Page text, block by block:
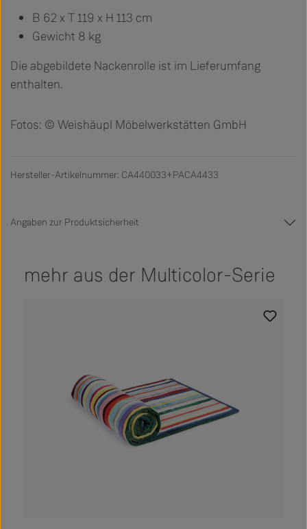
B 62 x T 119 x H 113 cm
Gewicht 8 kg
Die abgebildete Nackenrolle ist im Lieferumfang
enthalten.
Fotos: © Weishäupl Möbelwerkstätten GmbH
Hersteller-Artikelnummer: CA440033+PACA4433
Angaben zur Produktsicherheit
mehr aus der Multicolor-Serie